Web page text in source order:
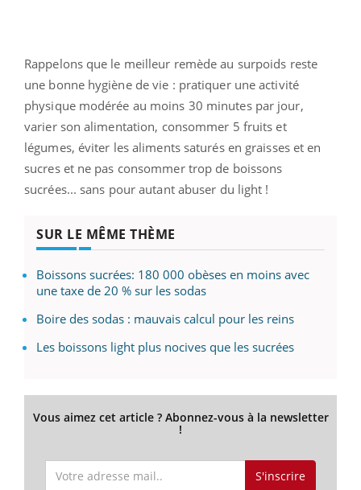
Rappelons que le meilleur remède au surpoids reste
une bonne hygiène de vie : pratiquer une activité
physique modérée au moins 30 minutes par jour,
varier son alimentation, consommer 5 fruits et
légumes, éviter les aliments saturés en graisses et en
sucres et ne pas consommer trop de boissons
sucrées... sans pour autant abuser du light !
SUR LE MÊME THÈME
Boissons sucrées: 180 000 obèses en moins avec
une taxe de 20 % sur les sodas
Boire des sodas : mauvais calcul pour les reins
Les boissons light plus nocives que les sucrées
Vous aimez cet article ? Abonnez-vous à la newsletter
!
S'inscrire